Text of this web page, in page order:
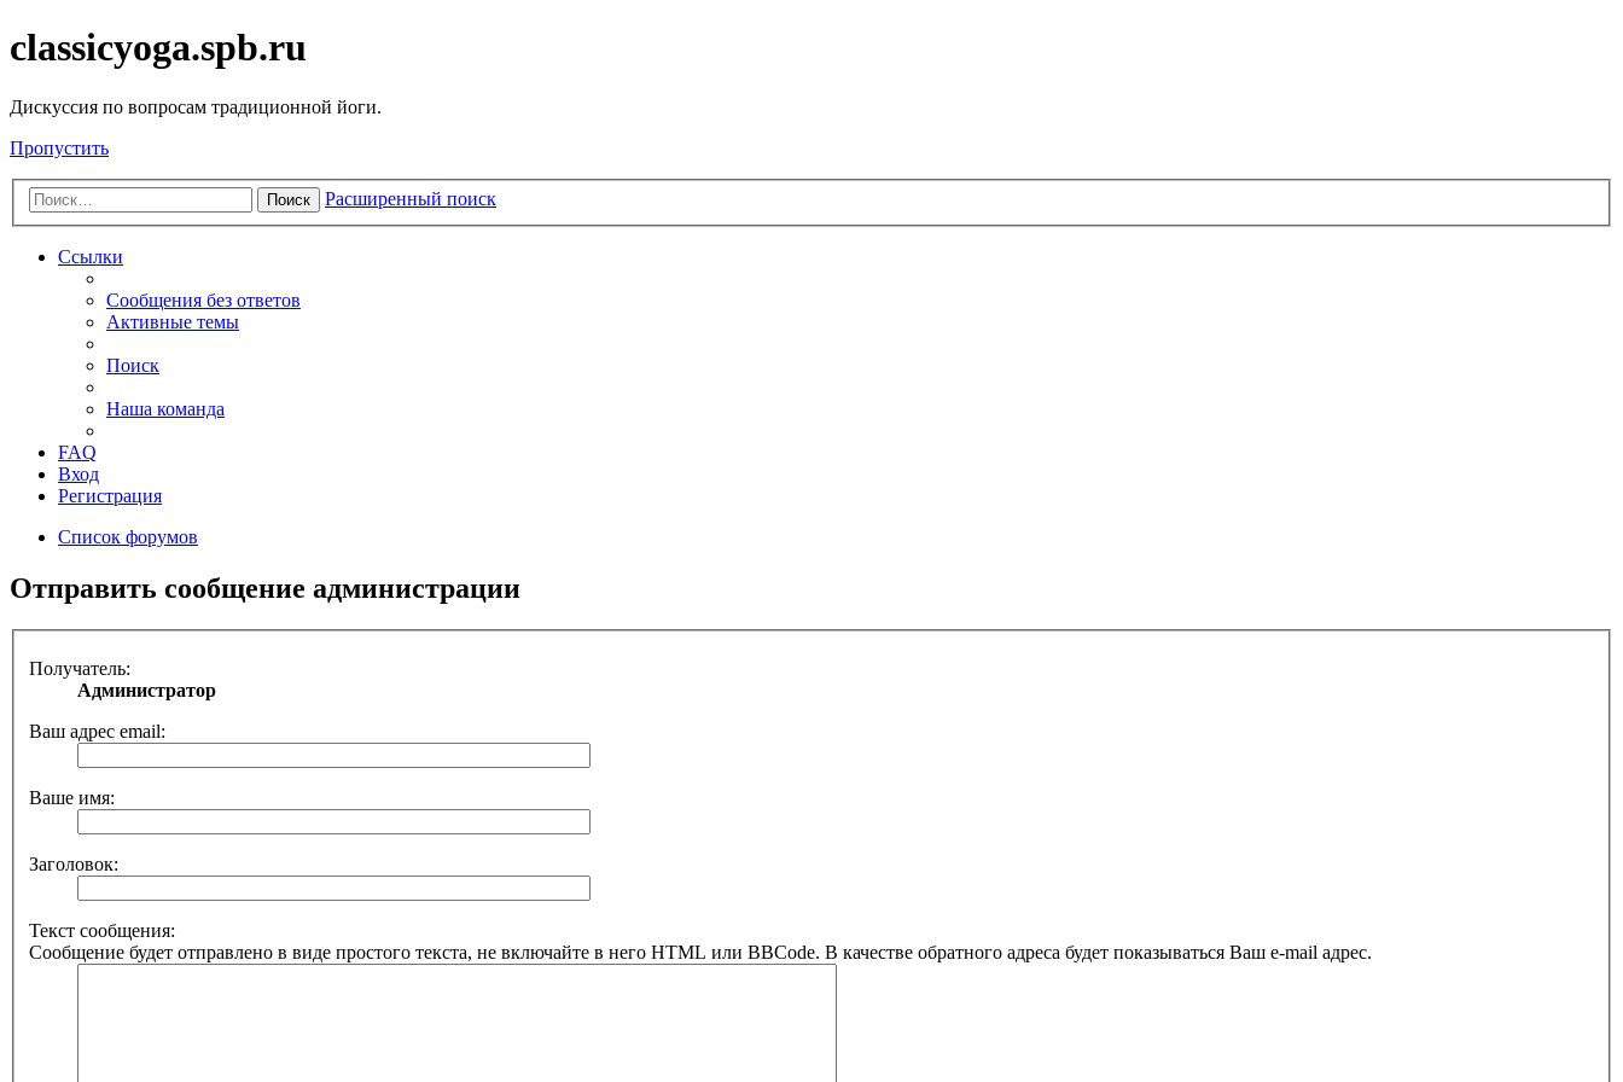
classicyoga.spb.ru
Дискуссия по вопросам традиционной йоги.
Пропустить
Поиск Расширенный поиск
Ссылки
Сообщения без ответов
Активные темы
Поиск
Наша команда
FAQ
Вход
Регистрация
Список форумов
Отправить сообщение администрации
Получатель:
Администратор
Ваш адрес email:
Ваше имя:
Заголовок:
Текст сообщения:
Сообщение будет отправлено в виде простого текста, не включайте в него HTML или BBCode. В качестве обратного адреса будет показываться Ваш e-mail адрес.